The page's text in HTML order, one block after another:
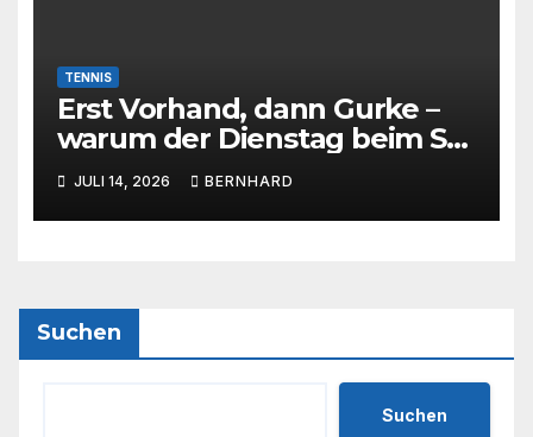
TENNIS
Erst Vorhand, dann Gurke –
warum der Dienstag beim SC
Barienrode Kultstatus hat
JULI 14, 2026 BERNHARD
Suchen
Suchen